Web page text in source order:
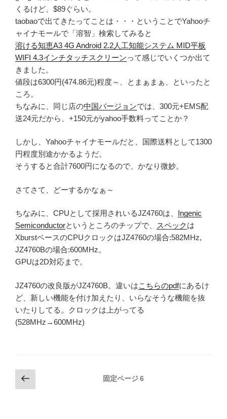
くるけど、$89ぐらい。
taobaoで出てきたってことは・・・ということでYahooチ
ャイナモールで「溶智」検索してみると
溶ける知恵A3 4G Android 2.2人工知能システム MID平板
WIFI 4.3インチタッチスクリーンって感じでいくつか出て
きました。
値段は6300円(474.86元)程度～、とまぁまぁ、といったと
ころ。
ちなみに、同じ店の中国バージョンでは、300元+EMS配
送24元だから、+150元がyahoo手数料ってことか？
しかし、Yahooチャイナモールだと、国際送料として1300
円程度別途かかるようだ。
そうすると合計7600円になるので、かなり微妙。
さてさて、どーするかなぁ～
ちなみに、CPUとして採用されいるJZ4760は、 Ingenic
Semiconductorというところのチップで、 スペックは
XburstベースのCPUクロックはJZ4760の場合:582MHz,
JZ4760Bの場合:600MHz。
GPUは2D対応まで。
JZ4760の改良版がJZ4760B。違いはこちらのpdfにあるけ
ど、新しい機能を付け加えたり、いらなそうな機能を抜
いたりしてる。クロックは上がってる
(528MHz→600MHz)
投
稿
前
の
固定ページ6